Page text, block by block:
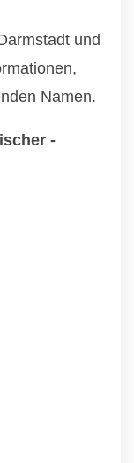
und
Namen.
-